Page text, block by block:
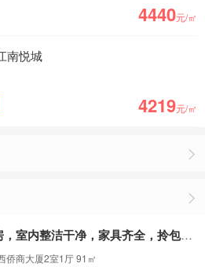
4440元/㎡
南悦城
4219元/㎡
复式套房，室内整洁干净，家具齐全，拎包入住
侨商大厦2室1厅 91㎡